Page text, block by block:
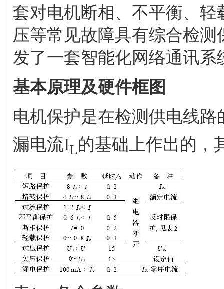
套对电机断相、不平衡、
压等常见故障具有综合检
发了一套智能化网络通讯
基本原理及硬件框图
电机保护是在检测供电线
漏电流IL的基础上作出的，